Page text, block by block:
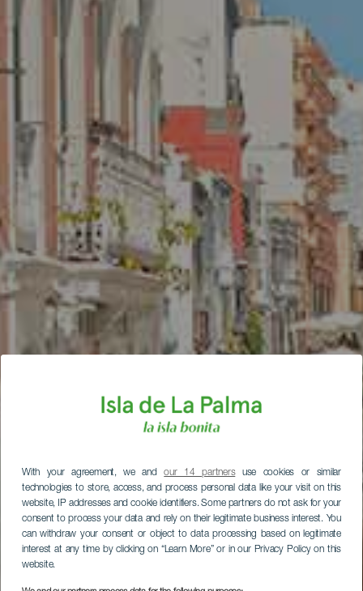
With your agreement, we andour 14 partnersuse cookies or similar
technologies to store, access, and process personal data like your visit on this
website, IP addresses and cookie identifiers. Some partners do not ask for your
consent to process your data and rely on their legitimate business interest. You
can withdraw your consent or object to data processing based on legitimate
interest at any time by clicking on “Learn More” or in our Privacy Policy on this
website.